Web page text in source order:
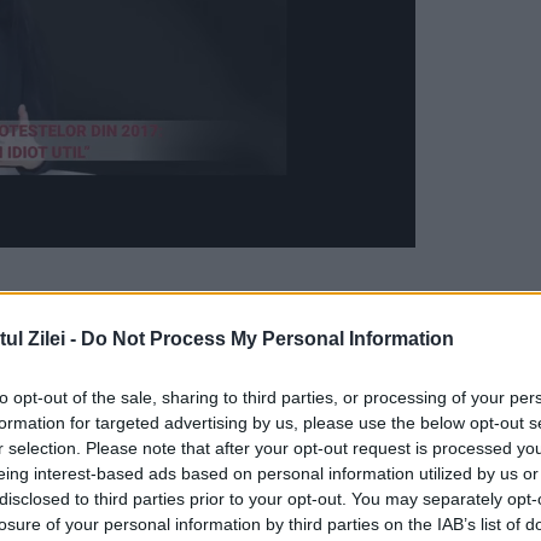
Zilei - Do Not Process My Personal Information
opt-out of the sale, sharing to third parties, or processing of your
for targeted advertising by us, please use the below opt-out
selection. Please note that after your opt-out request is processed
interest-based ads based on personal information utilized by us
to third parties prior to your opt-out. You may separately
of your personal information by third parties on the IAB’s list of
Premiilor Prințesa Diana 2020, când ar fi
de 35 de ani, și-a concentrat mesajul către
și nedreptatea. El a declarat că Diana